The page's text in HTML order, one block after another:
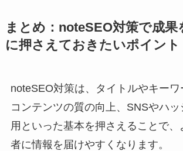
まとめ：noteSEO対策で成果
に押さえておきたいポイント
noteSEO対策は、タイトルやキーワ
コンテンツの質の向上、SNSやハ
用といった基本を押さえることで、
者に情報を届けやすくなります。